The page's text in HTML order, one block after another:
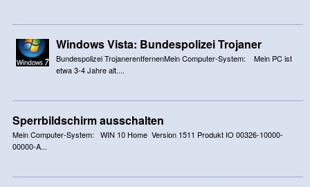
Windows Vista: Bundespolizei Trojaner
Bundespolizei TrojanerentfernenMein Computer-System: Mein PC ist
etwa 3-4 Jahre alt....
Sperrbildschirm ausschalten
Mein Computer-System: WIN 10 Home Version 1511 Produkt IO 00326-10000-
00000-A...